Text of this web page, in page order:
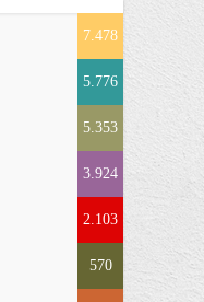
7.478
5.776
5.353
3.924
2.103
570